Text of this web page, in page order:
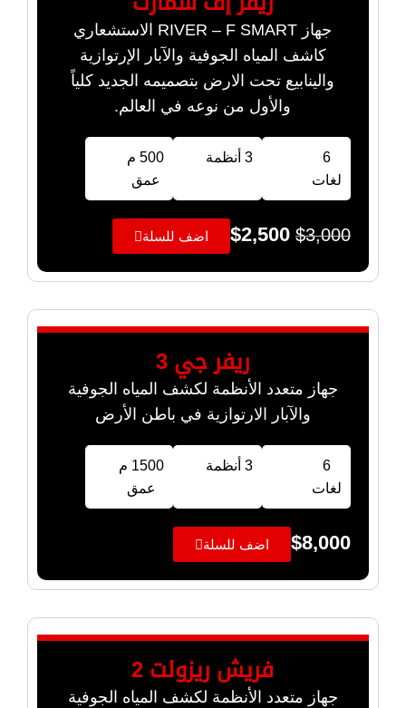
جهاز RIVER – F SMART الاستشعاري
كاشف المياه الجوفية والآبار الإرتوازية
والينابيع تحت الارض بتصميمه الجديد كلياً
والأول من نوعه في العالم.
6
لغات
3 أنظمة
500 م
عمق
$3,000
$2,500 اضف للسلة
ريفر جي 3
جهاز متعدد الأنظمة لكشف المياه الجوفية
والآبار الارتوازية في باطن الأرض
6
لغات
3 أنظمة
1500 م
عمق
$8,000 اضف للسلة
فريش ريزولت 2
جهاز متعدد الأنظمة لكشف المياه الجوفية